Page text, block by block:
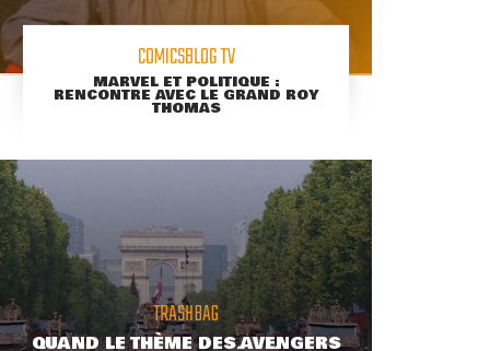
COMICSBLOG TV
MARVEL ET POLITIQUE :
RENCONTRE AVEC LE GRAND ROY
THOMAS
TRASHBAG
QUAND LE THÈME DES AVENGERS